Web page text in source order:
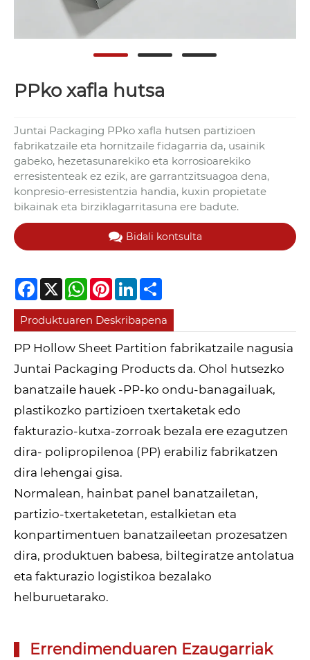
PPko xafla hutsa
Juntai Packaging PPko xafla hutsen partizioen
fabrikatzaile eta hornitzaile fidagarria da, usainik
gabeko, hezetasunarekiko eta korrosioarekiko
erresistenteak ez ezik, are garrantzitsuagoa dena,
konpresio-erresistentzia handia, kuxin propietate
bikainak eta birziklagarritasuna ere badute.
Bidali kontsulta
Facebook
X WhatsApp
PinterestLinkedIn
Produktuaren Deskribapena
PP Hollow Sheet Partition fabrikatzaile nagusia
Juntai Packaging Products da. Ohol hutsezko
banatzaile hauek -PP-ko ondu-banagailuak,
plastikozko partizioen txertaketak edo
fakturazio-kutxa-zorroak bezala ere ezagutzen
dira- polipropilenoa (PP) erabiliz fabrikatzen
dira lehengai gisa.
Normalean, hainbat panel banatzailetan,
partizio-txertaketetan, estalkietan eta
konpartimentuen banatzaileetan prozesatzen
dira, produktuen babesa, biltegiratze antolatua
eta fakturazio logistikoa bezalako
helburuetarako.
Errendimenduaren Ezaugarriak